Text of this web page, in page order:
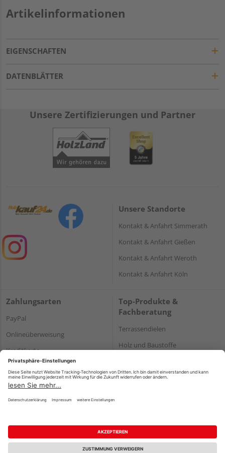
Artikelinformationen
EIGENSCHAFTEN
DATENBLÄTTER
Unsere Zertifizierungen und Partner
Unsere Standorte
Kontakt & Anfahrt Simmerath
Kontakt & Anfahrt Gießen
Kontakt & Anfahrt Weroth
Kontakt & Anfahrt Köln
Zahlungsarten
PayPal
Onlineüberweisung
Kreditkarte
Rechnung*
*Bonität vorausgesetzt
Top-Produkte &
Fachberatung
Terrassendielen
Holz und Baustoffe
Impressum Datenschutz AGB
Barrierefreiheitserklärung
Vertrag widerrufen